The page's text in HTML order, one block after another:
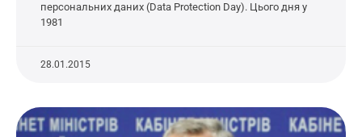
персональних даних (Data Protection Day). Цього дня у
1981
28.01.2015